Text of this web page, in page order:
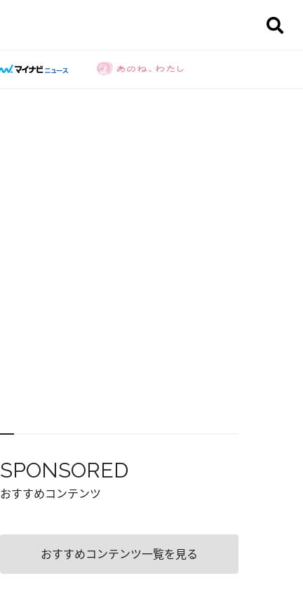
SPONSORED
おすすめコンテンツ
おすすめコンテンツ一覧を見る